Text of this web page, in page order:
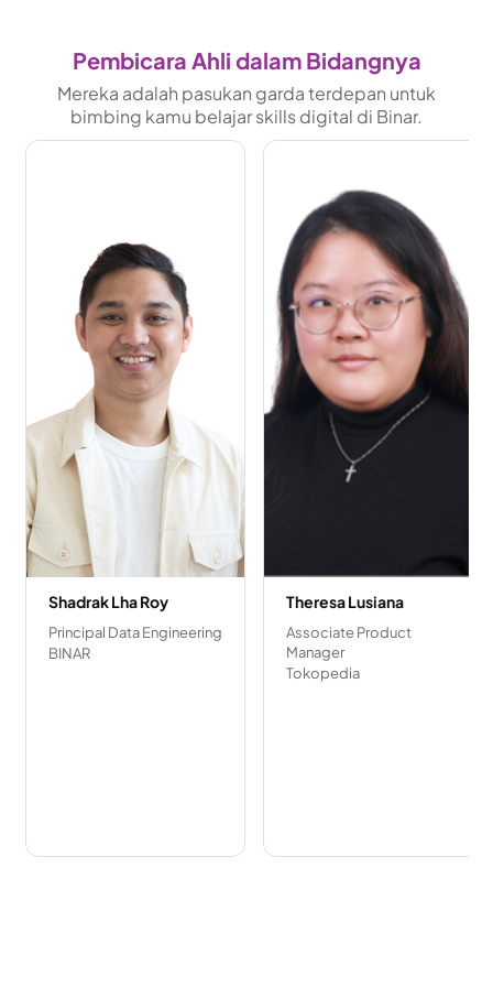
Pembicara Ahli dalam Bidangnya
Mereka adalah pasukan garda terdepan untuk
bimbing kamu belajar skills digital di Binar.
Shadrak Lha Roy
Principal Data Engineering
BINAR
Theresa Lusiana
Associate Product
Manager
Tokopedia